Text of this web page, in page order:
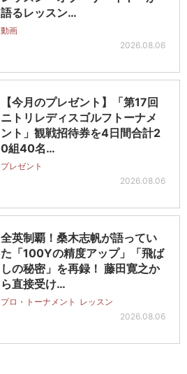
語るレッスン…
動画
2026.08.06
【今月のプレゼント】「第17回
ニトリレディスゴルフトーナメ
ント」観戦招待券を4日間合計2
0組40名…
プレゼント
2026.08.06
全英制覇！桑木志帆が語ってい
た「100Yの精度アップ」「飛ば
しの秘密」を再録！ 藤田寛之か
ら直接受け…
プロ・トーナメント レッスン
2026.08.06